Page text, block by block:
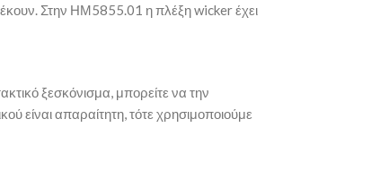
Στην ΗΜ5855.01 η πλέξη wicker έχει
ξεσκόνισμα, μπορείτε να την
είναι απαραίτητη, τότε χρησιμοποιούμε